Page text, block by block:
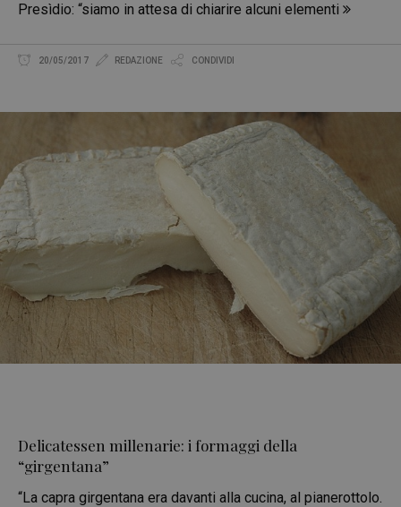
Presìdio: “siamo in attesa di chiarire alcuni elementi
20/05/2017 REDAZIONE CONDIVIDI
Delicatessen millenarie: i formaggi della
“girgentana”
“La capra girgentana era davanti alla cucina, al pianerottolo.